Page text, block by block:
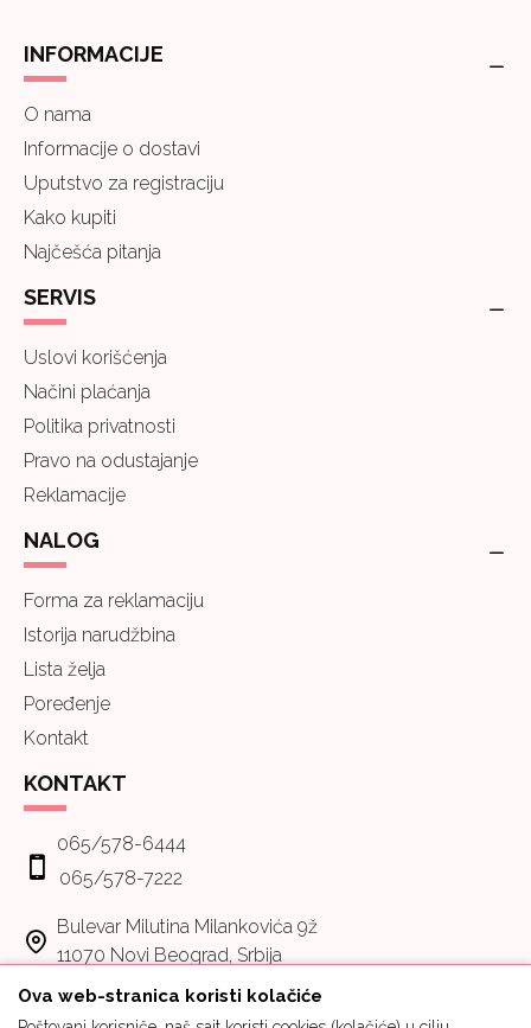
INFORMACIJE
O nama
Informacije o dostavi
Uputstvo za registraciju
Kako kupiti
Najčešća pitanja
SERVIS
Uslovi korišćenja
Načini plaćanja
Politika privatnosti
Pravo na odustajanje
Reklamacije
NALOG
Forma za reklamaciju
Istorija narudžbina
Lista želja
Poređenje
Kontakt
KONTAKT
065/578-6444
065/578-7222
Bulevar Milutina Milankovića 9ž
11070 Novi Beograd, Srbija
Ova web-stranica koristi kolačiće